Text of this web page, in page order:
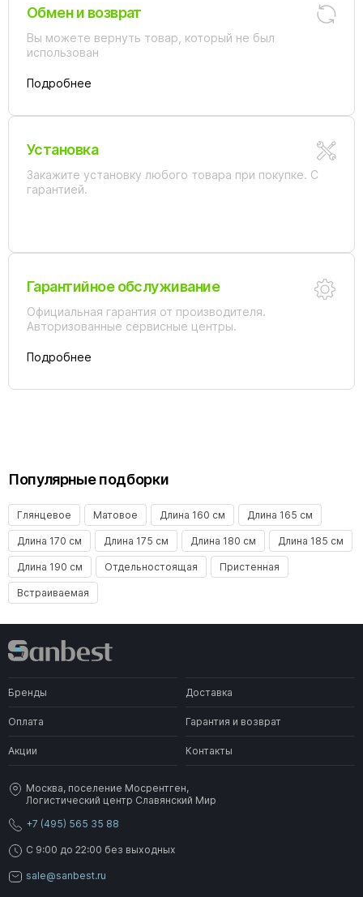
Обмен и возврат
Вы можете вернуть товар, который не был
использован
Подробнее
Установка
Закажите установку любого товара при покупке. С
гарантией.
Гарантийное обслуживание
Официальная гарантия от производителя.
Авторизованные сервисные центры.
Подробнее
Популярные подборки
Глянцевое Матовое Длина 160 см Длина 165 см
Длина 170 см Длина 175 см Длина 180 см Длина 185 см
Длина 190 см Отдельностоящая Пристенная
Встраиваемая
Бренды Доставка
Оплата Гарантия и возврат
Акции Контакты
Москва, поселение Мосрентген,
Логистический центр Славянский Мир
+7 (495) 565 35 88
C 9:00 до 22:00 без выходных
sale@sanbest.ru